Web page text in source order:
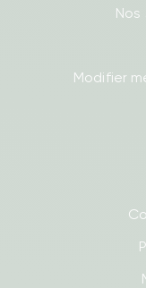
Modifier